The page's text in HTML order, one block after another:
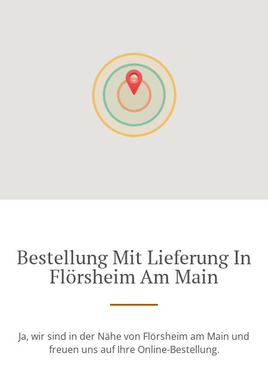
Bestellung Mit Lieferung In
Flörsheim Am Main
Ja, wir sind in der Nähe von Flörsheim am Main und
freuen uns auf Ihre Online-Bestellung.